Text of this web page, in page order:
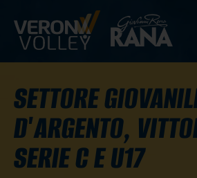
SETTORE
D'ARGENTO,
SERIE C E U17